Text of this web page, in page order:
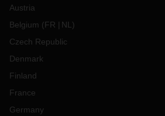
Austria
Belgium (FR NL )
Czech Republic
Denmark
Finland
France
Germany